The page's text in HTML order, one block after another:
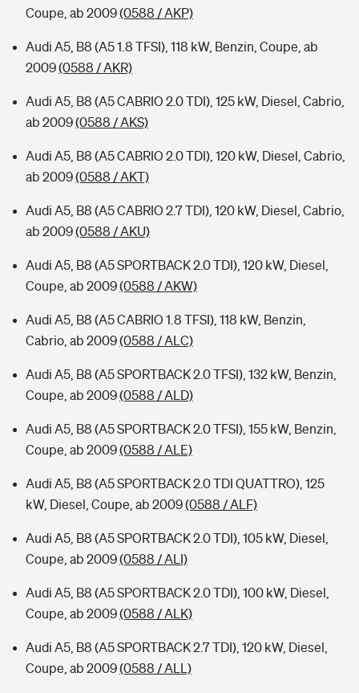
Coupe, ab 2009(0588 / AKP)
Audi A5, B8 (A5 1.8 TFSI), 118 kW, Benzin, Coupe, ab
2009(0588 / AKR)
Audi A5, B8 (A5 CABRIO 2.0 TDI), 125 kW, Diesel, Cabrio,
ab 2009(0588 / AKS)
Audi A5, B8 (A5 CABRIO 2.0 TDI), 120 kW, Diesel, Cabrio,
ab 2009(0588 / AKT)
Audi A5, B8 (A5 CABRIO 2.7 TDI), 120 kW, Diesel, Cabrio,
ab 2009(0588 / AKU)
Audi A5, B8 (A5 SPORTBACK 2.0 TDI), 120 kW, Diesel,
Coupe, ab 2009(0588 / AKW)
Audi A5, B8 (A5 CABRIO 1.8 TFSI), 118 kW, Benzin,
Cabrio, ab 2009(0588 / ALC)
Audi A5, B8 (A5 SPORTBACK 2.0 TFSI), 132 kW, Benzin,
Coupe, ab 2009(0588 / ALD)
Audi A5, B8 (A5 SPORTBACK 2.0 TFSI), 155 kW, Benzin,
Coupe, ab 2009(0588 / ALE)
Audi A5, B8 (A5 SPORTBACK 2.0 TDI QUATTRO), 125
kW, Diesel, Coupe, ab 2009(0588 / ALF)
Audi A5, B8 (A5 SPORTBACK 2.0 TDI), 105 kW, Diesel,
Coupe, ab 2009(0588 / ALI)
Audi A5, B8 (A5 SPORTBACK 2.0 TDI), 100 kW, Diesel,
Coupe, ab 2009(0588 / ALK)
Audi A5, B8 (A5 SPORTBACK 2.7 TDI), 120 kW, Diesel,
Coupe, ab 2009(0588 / ALL)